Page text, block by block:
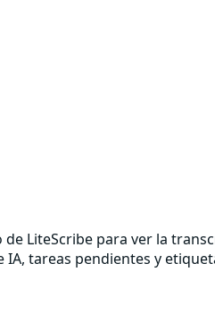
LiteScribe para ver la
tareas pendientes y